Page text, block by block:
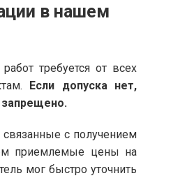
в нашем
требуется от всех
Если допуска нет,
запрещено.
с получением
приемлемые цены на
мог быстро уточнить